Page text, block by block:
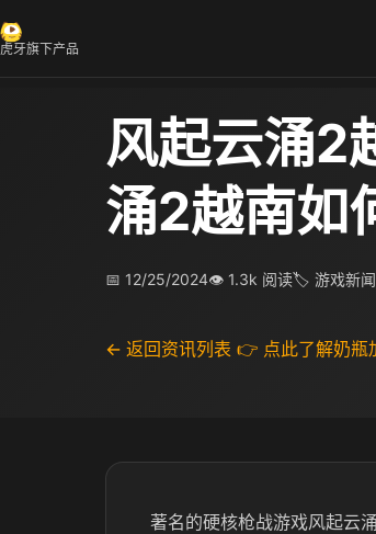
虎牙旗下产品
风起云涌2
涌2越南如
📅 12/25/2024👁 1.3k 阅读🏷 游戏新闻
← 返回资讯列表 👉 点此了解奶瓶
著名的硬核枪战游戏风起云